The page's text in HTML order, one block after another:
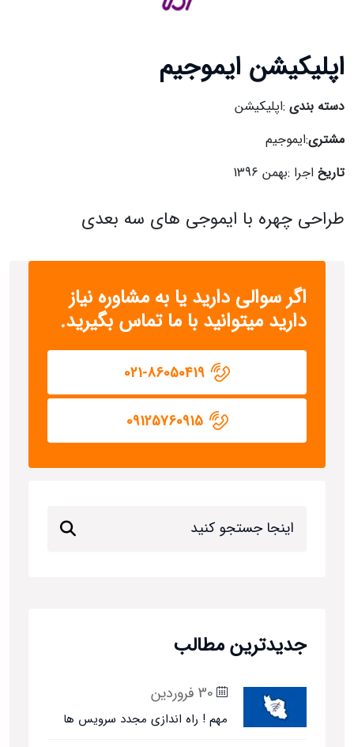
اپلیکیشن ایموجیم
دسته بندی :اپلیکیشن
مشتری:ایموجیم
تاریخ اجرا :بهمن 1396
طراحی چهره با ایموجی های سه بعدی
اگر سوالی دارید یا به مشاوره نیاز
دارید میتوانید با ما تماس بگیرید.
09125760915
جدیدترین مطالب
30 فروردین
مهم ! راه اندازی مجدد سرویس ها